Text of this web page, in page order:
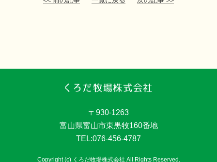
〒930-1263
富山県富山市東黒牧160番地
TEL:076-456-4787
Copyright (c) くろだ牧場株式会社 All Rights Reserved.